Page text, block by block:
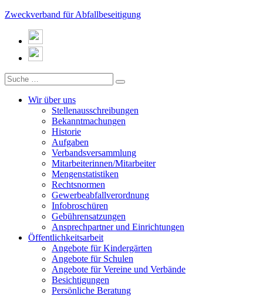
Zweckverband für Abfallbeseitigung
Wir über uns
Stellenausschreibungen
Bekanntmachungen
Historie
Aufgaben
Verbandsversammlung
Mitarbeiterinnen/Mitarbeiter
Mengenstatistiken
Rechtsnormen
Gewerbeabfallverordnung
Infobroschüren
Gebührensatzungen
Ansprechpartner und Einrichtungen
Öffentlichkeitsarbeit
Angebote für Kindergärten
Angebote für Schulen
Angebote für Vereine und Verbände
Besichtigungen
Persönliche Beratung